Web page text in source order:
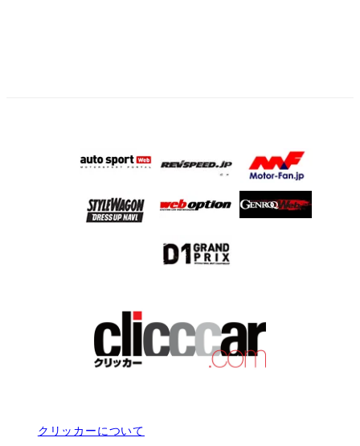
クリッカーについて